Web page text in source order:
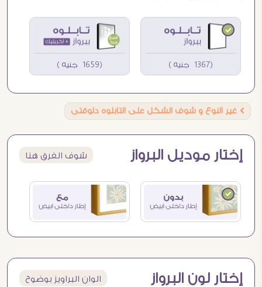
(1367 جنيه ) (1659 جنيه )
Ö غير النوع و شوف الشكل على التابلوه دلوقتى
إختار موديل البرواز شوف الفرق هنا
إختار لون البرواز الوان البراويز بوضوح